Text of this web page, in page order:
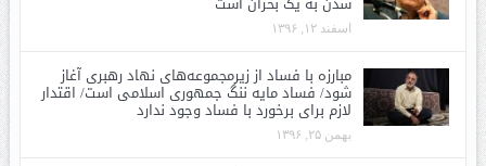
اسفند ۱۲, ۱۳۹۶
مبارزه با فساد از زیرمجموعه‌های نهاد رهبری آغاز
شود/ فساد مایه ننگ جمهوری اسلامی است/ اقتدار
لازم برای برخورد با فساد وجود ندارد
بهمن ۲۵, ۱۳۹۶